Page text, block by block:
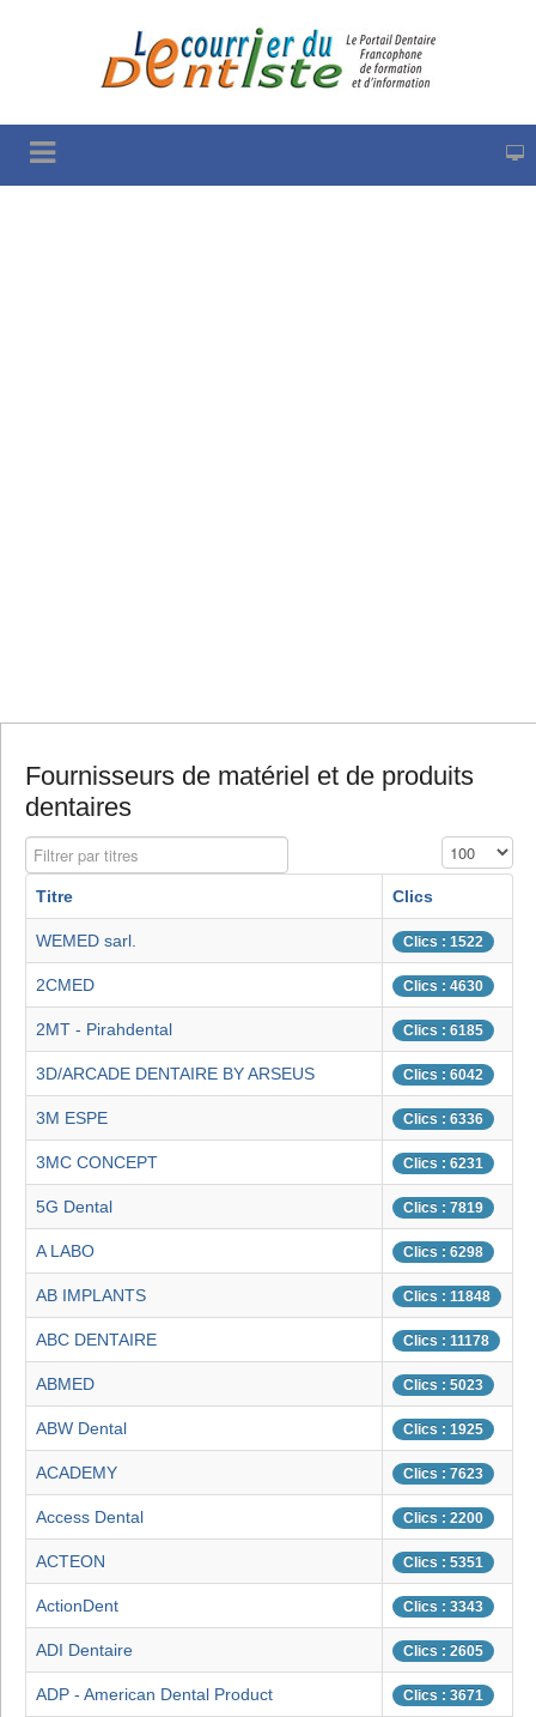
Fournisseurs de matériel et de produits
dentaires
Filtrer par titres Affichage #
Titre Clics
WEMED sarl. Clics : 1522
2CMED Clics : 4630
2MT - Pirahdental Clics : 6185
3D/ARCADE DENTAIRE BY ARSEUS Clics : 6042
3M ESPE Clics : 6336
3MC CONCEPT Clics : 6231
5G Dental Clics : 7819
A LABO Clics : 6298
AB IMPLANTS Clics : 11848
ABC DENTAIRE Clics : 11178
ABMED Clics : 5023
ABW Dental Clics : 1925
ACADEMY Clics : 7623
Access Dental Clics : 2200
ACTEON Clics : 5351
ActionDent Clics : 3343
ADI Dentaire Clics : 2605
ADP - American Dental Product Clics : 3671